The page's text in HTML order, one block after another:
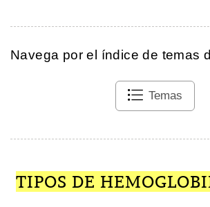
Navega por el índice de temas
Temas
TIPOS DE